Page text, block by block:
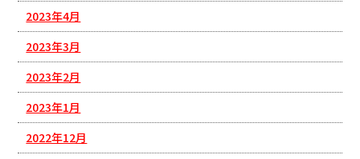
2023年4月
2023年3月
2023年2月
2023年1月
2022年12月